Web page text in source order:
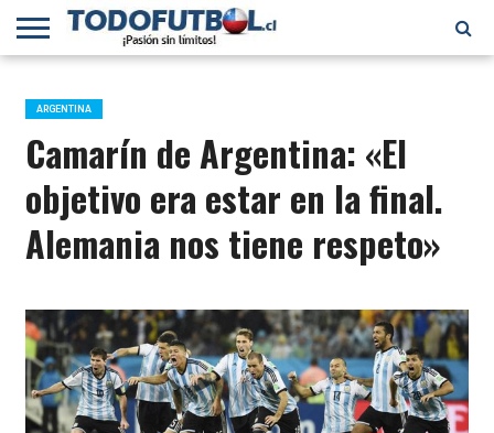
PRIMERA
B
SELECCIÓN
CHILENA
CHILENOS
EN EL
MUNDO
FÚTBOL
INTERNACIONAL
ARGENTINA
Camarín de Argentina: «El
objetivo era estar en la final.
Alemania nos tiene respeto»